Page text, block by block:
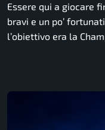
Essere qui a giocare
bravi e un po’
l’obiettivo era la